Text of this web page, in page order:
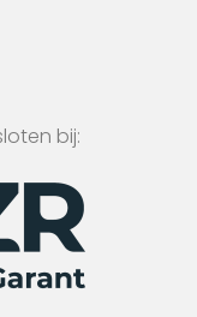
bij: